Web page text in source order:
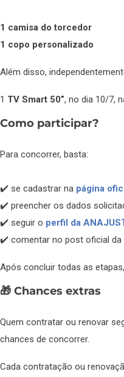
1 camisa do torcedor
1 copo personalizado
Além disso,
1 TV Smart 50”, no dia 10/7,
Como participar?
Para concorrer, basta:
✔️ se cadastrar na página
✔️ preencher os dados
✔️ seguir o perfil da
✔️ comentar no post oficial da
Após concluir todas as
🎁 Chances extras
Quem contratar ou renovar
chances de concorrer.
Cada contratação ou